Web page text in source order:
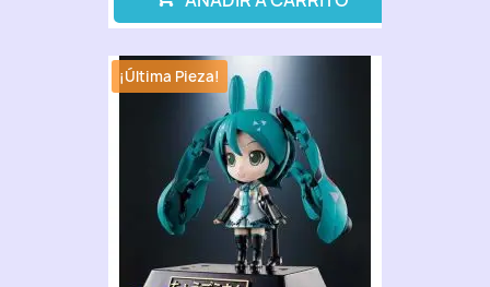
¡Última Pieza!